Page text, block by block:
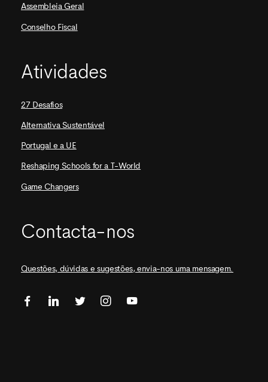
Assembleia Geral
Conselho Fiscal
Atividades
27 Desafios
Alternativa Sustentável
Portugal e a UE
Reshaping Schools for a T-World
Game Changers
Contacta-nos
Questões, dúvidas e sugestões, envia-nos uma mensagem.